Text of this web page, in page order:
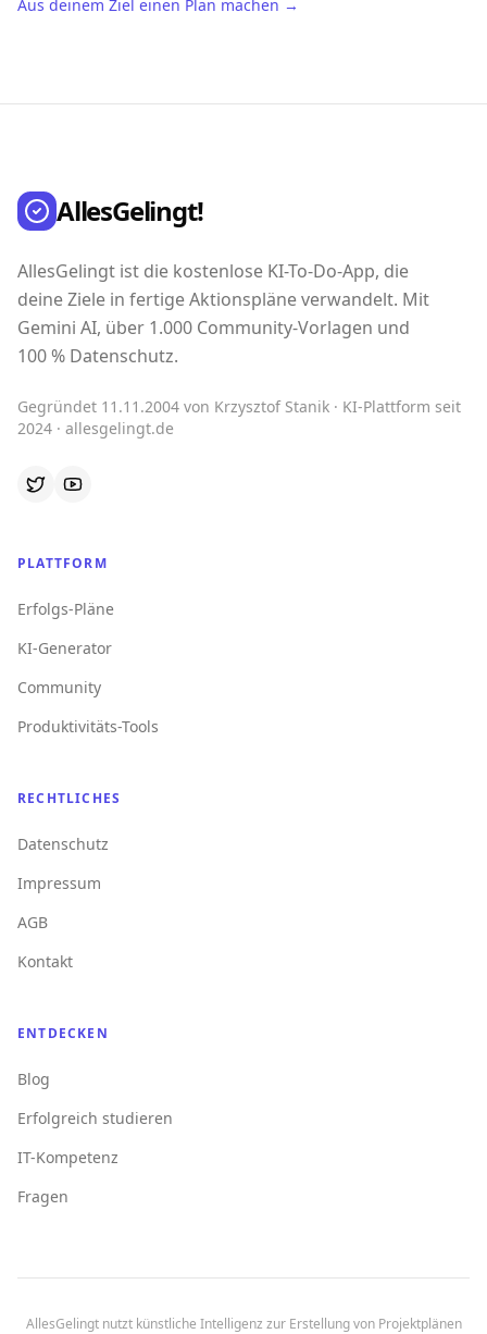
Aus deinem Ziel einen Plan machen →
AllesGelingt!
AllesGelingt ist die kostenlose KI-To-Do-App, die
deine Ziele in fertige Aktionspläne verwandelt. Mit
Gemini AI, über 1.000 Community-Vorlagen und
100 % Datenschutz.
Gegründet 11.11.2004 von Krzysztof Stanik · KI-Plattform seit
2024 · allesgelingt.de
PLATTFORM
Erfolgs-Pläne
KI-Generator
Community
Produktivitäts-Tools
RECHTLICHES
Datenschutz
Impressum
AGB
Kontakt
ENTDECKEN
Blog
Erfolgreich studieren
IT-Kompetenz
Fragen
AllesGelingt nutzt künstliche Intelligenz zur Erstellung von Projektplänen